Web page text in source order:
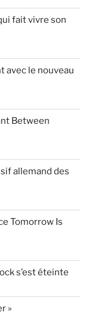
fait vivre son
avec le nouveau
Between
allemand des
Tomorrow Is
s’est éteinte
»